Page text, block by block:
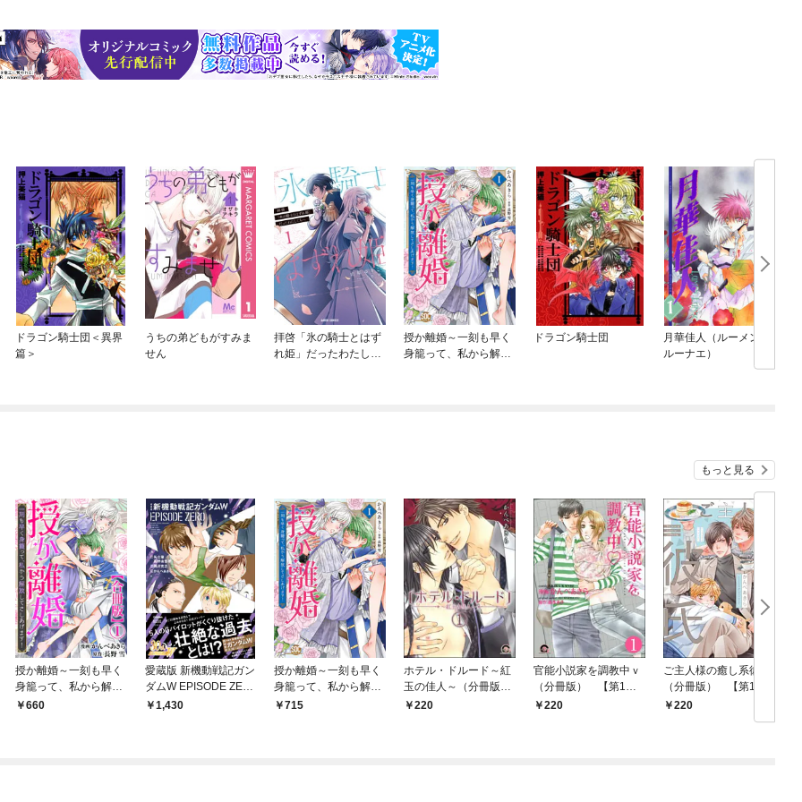
ドラゴン騎士団＜異界
篇＞
うちの弟どもがすみま
せん
拝啓「氷の騎士とはず
れ姫」だったわたした
授か離婚～一刻も早く
身籠って、私から解放
ドラゴン騎士団
月華佳人（ルーメン・
ルーナエ）
もっと見る
授か離婚～一刻も早く
身籠って、私から解放
してさしあげます！
660
愛蔵版 新機動戦記ガン
ダムW EPISODE ZER
O 1,430
授か離婚～一刻も早く
身籠って、私から解放
してさしあげます！
715
ホテル・ドルード～紅
玉の佳人～（分冊版）
【第1話】
220
官能小説家を調教中ｖ
（分冊版） 【第1
話】220
ご主人様の癒し系彼氏
（分冊版） 【第1
話】220